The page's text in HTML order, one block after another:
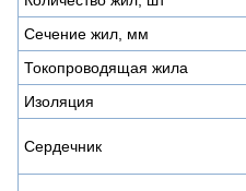
Сечение жил, мм
Токопроводящая жила
Изоляция
Сердечник